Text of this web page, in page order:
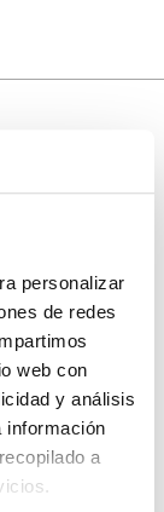
personalizar
de redes
web con
y análisis
información
a
ofertas
compra.